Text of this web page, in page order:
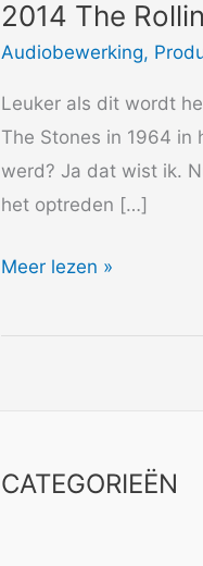
2014 The
Audiobewerking,
Leuker als dit wordt
The Stones in 1964 in
werd? Ja dat wist ik.
het optreden […]
2014
Rolling
Meer lezen »
CATEGORIEËN